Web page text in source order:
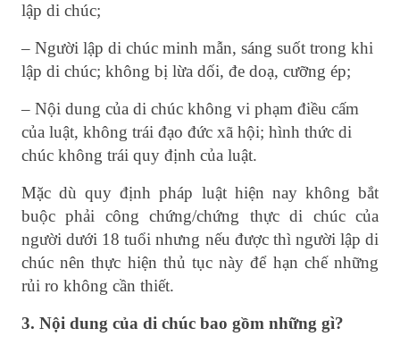
lập di chúc;
– Người lập di chúc minh mẫn, sáng suốt trong khi
lập di chúc; không bị lừa dối, đe doạ, cưỡng ép;
– Nội dung của di chúc không vi phạm điều cấm
của luật, không trái đạo đức xã hội; hình thức di
chúc không trái quy định của luật.
Mặc dù quy định pháp luật hiện nay không bắt
buộc phải công chứng/chứng thực di chúc của
người dưới 18 tuổi nhưng nếu được thì người lập di
chúc nên thực hiện thủ tục này để hạn chế những
rủi ro không cần thiết.
3. Nội dung của di chúc bao gồm những gì?